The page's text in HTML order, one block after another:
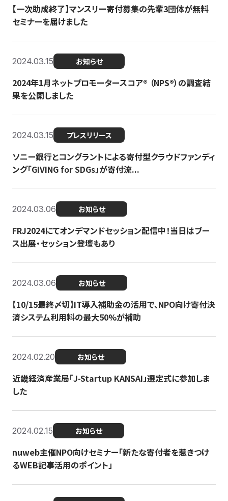
【一次助成終了】マンスリー寄付募集の先輩3団体が無料
セミナーを届けました
2024.03.15 お知らせ
2024年1月ネットプロモータースコア®︎ （NPS®︎）の調査結
果を公開しました
2024.03.15 プレスリリース
ソニー銀行とコングラントによる寄付型クラウドファンディ
ング「GIVING for SDGs」が寄付流...
2024.03.06 お知らせ
FRJ2024にてオンデマンドセッション配信中！当日はブー
ス出展・セッション登壇もあり
2024.03.06 お知らせ
【10/15最終〆切】IT導入補助金の活用で、NPO向け寄付決
済システム利用料の最大50%が補助
2024.02.20 お知らせ
近畿経済産業局「J-Startup KANSAI」選定式に参加しま
した
2024.02.15 お知らせ
nuweb主催NPO向けセミナー「新たな寄付者を惹きつけ
るWEB記事活用のポイント」